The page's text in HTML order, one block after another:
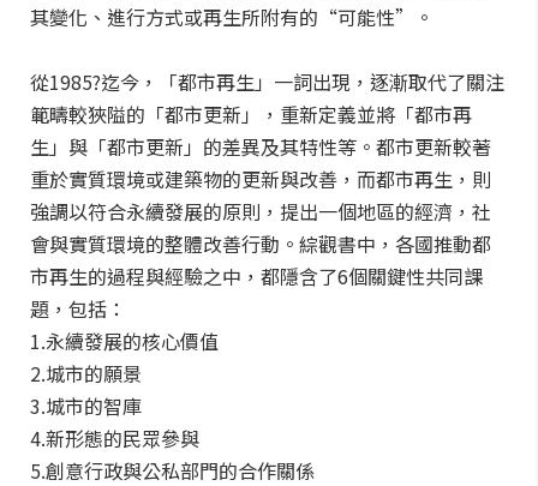
其變化、進行方式或再生所附有的“可能性”。
從1985?迄今，「都市再生」一詞出現，逐漸取代了關注
範疇較狹隘的「都市更新」，重新定義並將「都市再
生」與「都市更新」的差異及其特性等。都市更新較著
重於實質環境或建築物的更新與改善，而都市再生，則
強調以符合永續發展的原則，提出一個地區的經濟，社
會與實質環境的整體改善行動。綜觀書中，各國推動都
市再生的過程與經驗之中，都隱含了6個關鍵性共同課
題，包括：
1.永續發展的核心價值
2.城市的願景
3.城市的智庫
4.新形態的民眾參與
5.創意行政與公私部門的合作關係